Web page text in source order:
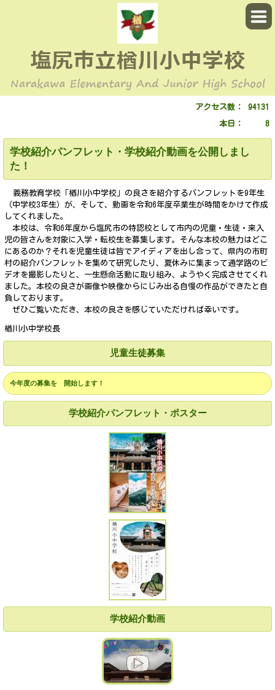
アクセス数： 94131
本日： 8
学校紹介パンフレット・学校紹介動画を公開しまし
た！
義務教育学校「楢川小中学校」の良さを紹介するパンフレットを9年生
（中学校3年生）が、そして、動画を令和6年度卒業生が時間をかけて作成
してくれました。
本校は、令和6年度から塩尻市の特認校として市内の児童・生徒・来入
児の皆さんを対象に入学・転校生を募集します。そんな本校の魅力はどこ
にあるのか？それを児童生徒は皆でアイディアを出し合って、県内の市町
村の紹介パンフレットを集めて研究したり、夏休みに集まって通学路のビ
デオを撮影したりと、一生懸命活動に取り組み、ようやく完成させてくれ
ました。本校の良さが画像や映像からにじみ出る自慢の作品ができたと自
負しております。
ぜひご覧いただき、本校の良さを感じていただければ幸いです。
楢川小中学校長
児童生徒募集
今年度の募集を 開始します！
学校紹介パンフレット・ポスター
学校紹介動画